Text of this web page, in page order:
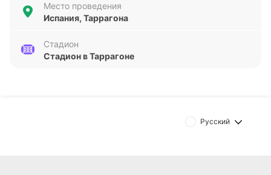
Место проведения
Испания, Таррагона
Стадион
Стадион в Таррагоне
Русский